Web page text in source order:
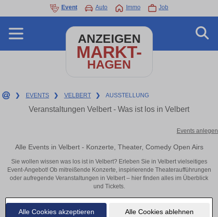
Alle Cookies akzeptieren Alle Cookies ablehnen
Event Auto Immo Job
ANZEIGEN
MARKT-
HAGEN
❯ EVENTS ❯ VELBERT ❯ AUSSTELLUNG
Veranstaltungen Velbert - Was ist los in Velbert
Events anlegen
Alle Events in Velbert - Konzerte, Theater, Comedy Open Airs
Sie wollen wissen was los ist in Velbert? Erleben Sie in Velbert vielseitiges
Event-Angebot! Ob mitreißende Konzerte, inspirierende Theateraufführungen
oder aufregende Veranstaltungen in Velbert – hier finden alles im Überblick
und Tickets.